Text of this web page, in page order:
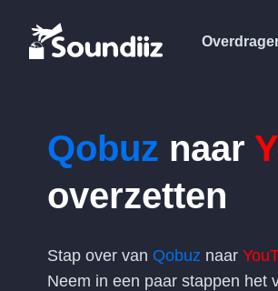
Qobuz naar
overzetten
Stap over van Qobuz naar
Neem in een paar stappen het